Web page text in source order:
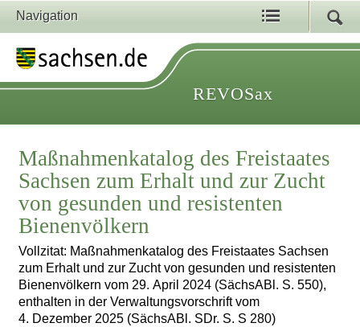
Navigation
REVOSax
Maßnahmenkatalog des Freistaates
Sachsen zum Erhalt und zur Zucht
von gesunden und resistenten
Bienenvölkern
Vollzitat: Maßnahmenkatalog des Freistaates Sachsen
zum Erhalt und zur Zucht von gesunden und resistenten
Bienenvölkern vom 29. April 2024 (SächsABl. S. 550),
enthalten in der Verwaltungsvorschrift vom
4. Dezember 2025 (SächsABl. SDr. S. S 280)